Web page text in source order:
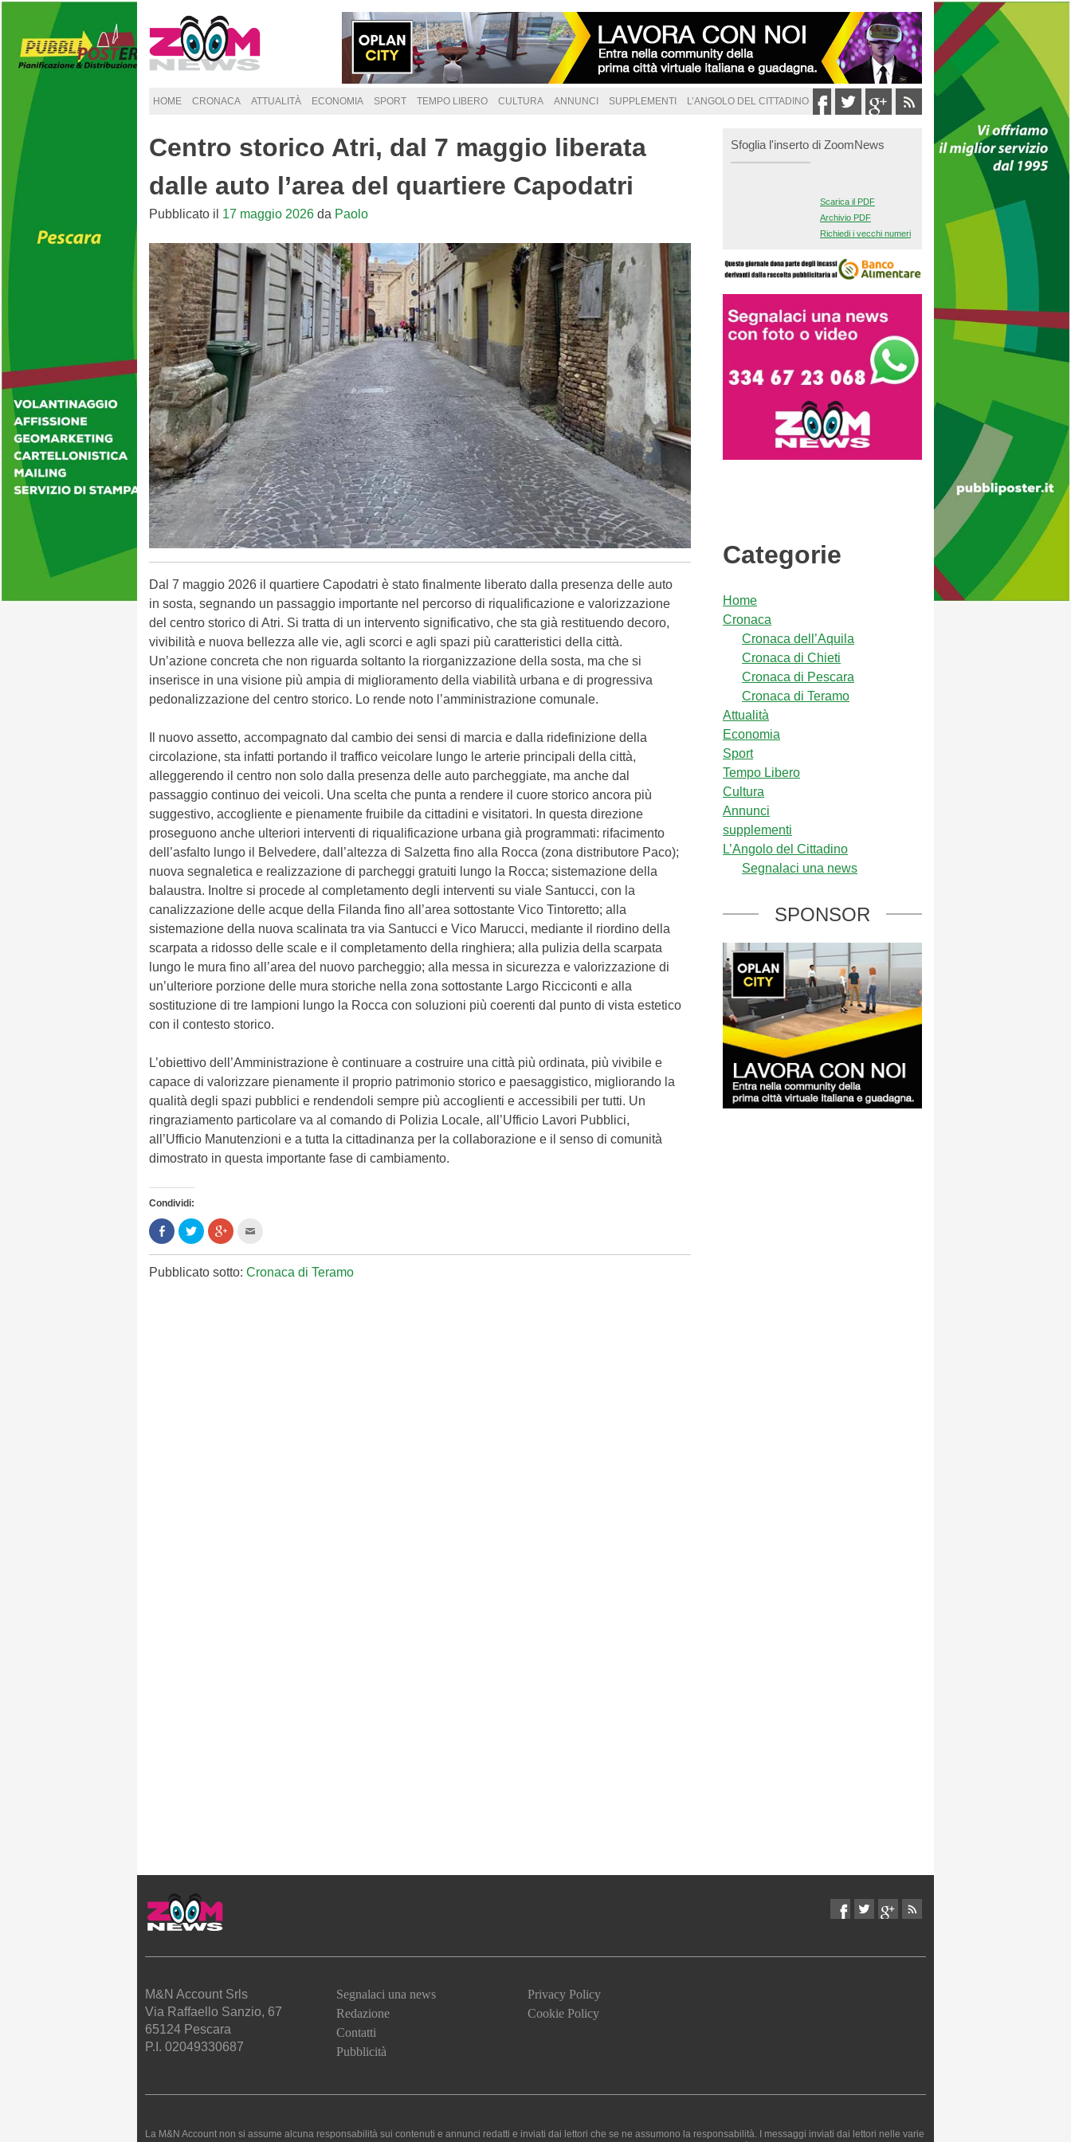
to
content
HOME CRONACA ATTUALITÀ ECONOMIA SPORT TEMPO LIBERO CULTURA ANNUNCI SUPPLEMENTI L’ANGOLO DEL CITTADINO
Centro storico Atri, dal 7 maggio liberata
dalle auto l’area del quartiere Capodatri
Pubblicato il 17 maggio 2026 da Paolo
Dal 7 maggio 2026 il quartiere Capodatri è stato finalmente liberato dalla presenza delle auto
in sosta, segnando un passaggio importante nel percorso di riqualificazione e valorizzazione
del centro storico di Atri. Si tratta di un intervento significativo, che sta già restituendo decoro,
vivibilità e nuova bellezza alle vie, agli scorci e agli spazi più caratteristici della città.
Un’azione concreta che non riguarda soltanto la riorganizzazione della sosta, ma che si
inserisce in una visione più ampia di miglioramento della viabilità urbana e di progressiva
pedonalizzazione del centro storico. Lo rende noto l’amministrazione comunale.
Il nuovo assetto, accompagnato dal cambio dei sensi di marcia e dalla ridefinizione della
circolazione, sta infatti portando il traffico veicolare lungo le arterie principali della città,
alleggerendo il centro non solo dalla presenza delle auto parcheggiate, ma anche dal
passaggio continuo dei veicoli. Una scelta che punta a rendere il cuore storico ancora più
suggestivo, accogliente e pienamente fruibile da cittadini e visitatori. In questa direzione
proseguono anche ulteriori interventi di riqualificazione urbana già programmati: rifacimento
dell’asfalto lungo il Belvedere, dall’altezza di Salzetta fino alla Rocca (zona distributore Paco);
nuova segnaletica e realizzazione di parcheggi gratuiti lungo la Rocca; sistemazione della
balaustra. Inoltre si procede al completamento degli interventi su viale Santucci, con la
canalizzazione delle acque della Filanda fino all’area sottostante Vico Tintoretto; alla
sistemazione della nuova scalinata tra via Santucci e Vico Marucci, mediante il riordino della
scarpata a ridosso delle scale e il completamento della ringhiera; alla pulizia della scarpata
lungo le mura fino all’area del nuovo parcheggio; alla messa in sicurezza e valorizzazione di
un’ulteriore porzione delle mura storiche nella zona sottostante Largo Ricciconti e alla
sostituzione di tre lampioni lungo la Rocca con soluzioni più coerenti dal punto di vista estetico
con il contesto storico.
L’obiettivo dell’Amministrazione è continuare a costruire una città più ordinata, più vivibile e
capace di valorizzare pienamente il proprio patrimonio storico e paesaggistico, migliorando la
qualità degli spazi pubblici e rendendoli sempre più accoglienti e accessibili per tutti. Un
ringraziamento particolare va al comando di Polizia Locale, all’Ufficio Lavori Pubblici,
all’Ufficio Manutenzioni e a tutta la cittadinanza per la collaborazione e il senso di comunità
dimostrato in questa importante fase di cambiamento.
Condividi:
Condividi
su
Facebook
(Si
apre
in
Clicca
per
condividere
su
Twitter
(Si
Clicca
per
su
Google+
(Si
l'articolo
via
mail
Pubblicato sotto: Cronaca di Teramo
Sfoglia l'inserto di ZoomNews
Scarica il PDF
Archivio PDF
Richiedi i vecchi numeri
Categorie
Home
Cronaca
Cronaca dell’Aquila
Cronaca di Chieti
Cronaca di Pescara
Cronaca di Teramo
Attualità
Economia
Sport
Tempo Libero
Cultura
Annunci
supplementi
L’Angolo del Cittadino
Segnalaci una news
SPONSOR
M&N Account Srls
Via Raffaello Sanzio, 67
65124 Pescara
P.I. 02049330687
Segnalaci una news
Redazione
Contatti
Pubblicità
Privacy Policy
Cookie Policy
La M&N Account non si assume alcuna responsabilità sui contenuti e annunci redatti e inviati dai lettori che se ne assumono la responsabilità. I messaggi inviati dai lettori nelle varie